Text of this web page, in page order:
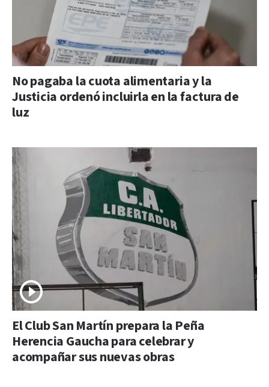
No pagaba la cuota alimentaria y la
Justicia ordenó incluirla en la factura de
luz
El Club San Martín prepara la Peña
Herencia Gaucha para celebrar y
acompañar sus nuevas obras